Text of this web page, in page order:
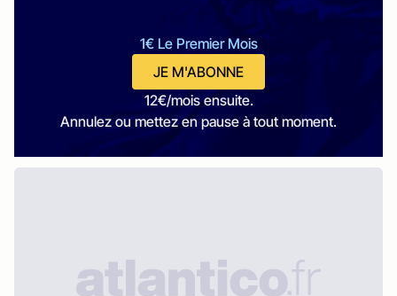
1€ Le Premier Mois
JE M'ABONNE
12€/mois ensuite.
Annulez ou mettez en pause à tout moment.